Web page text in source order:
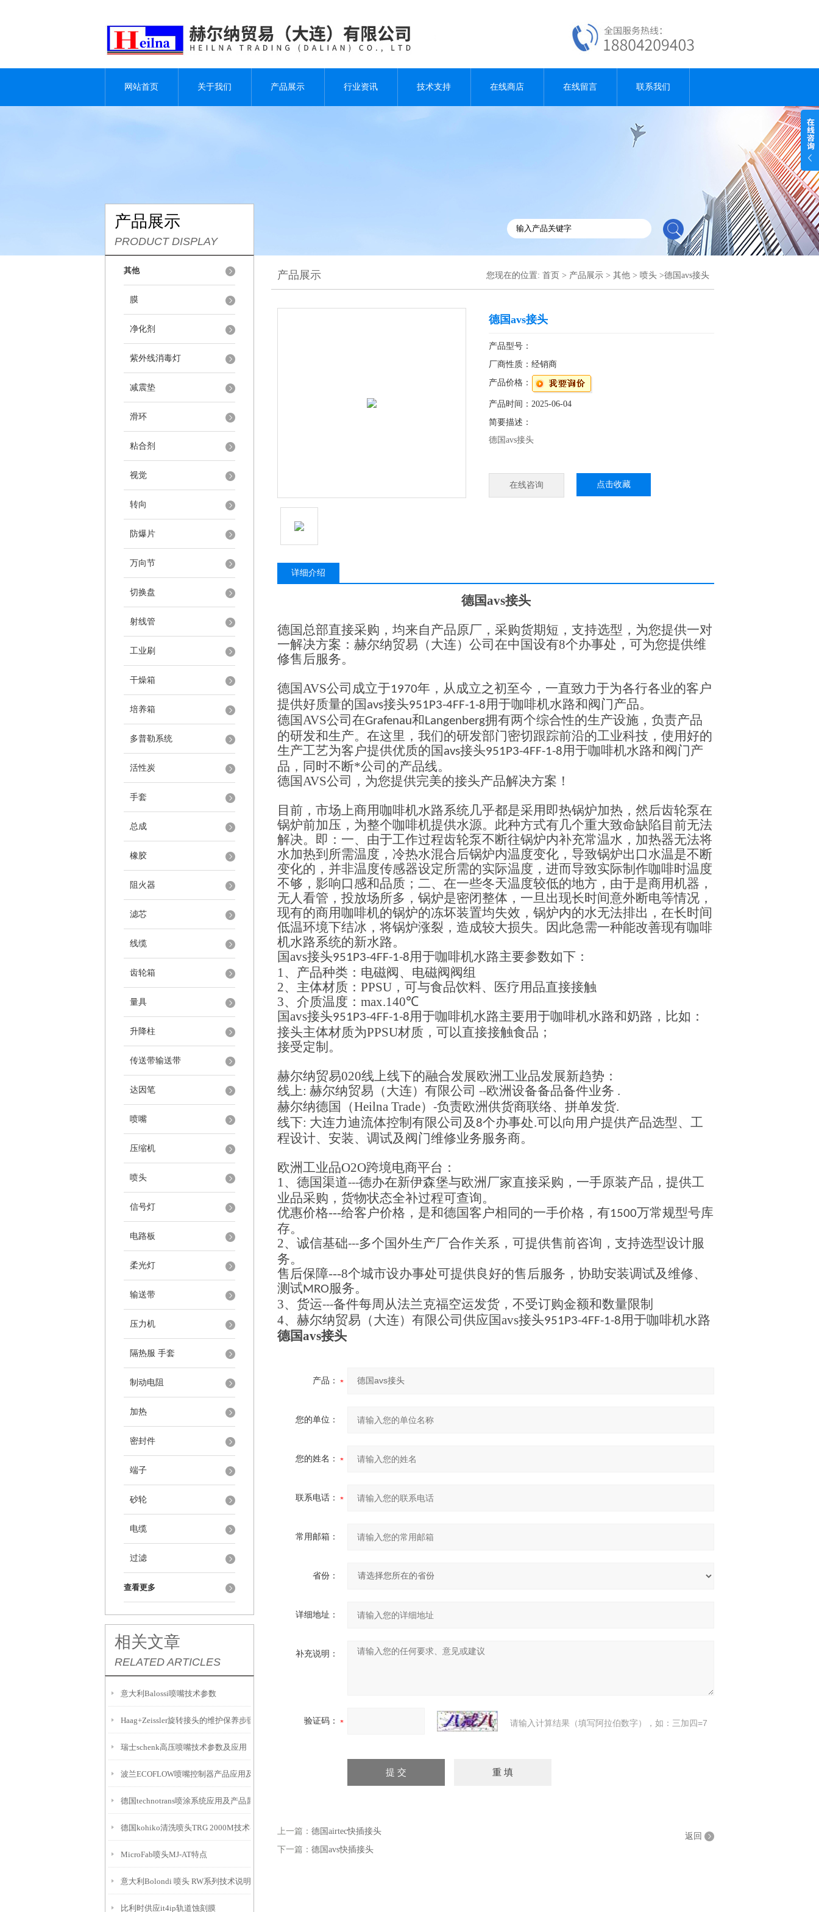
网站首页 关于我们 产品展示 行业资讯 技术支持 在线商店 在线留言 联系我们
产品展示
PRODUCT DISPLAY
其他
膜
净化剂
紫外线消毒灯
减震垫
滑环
粘合剂
视觉
转向
防爆片
万向节
切换盘
射线管
工业刷
干燥箱
培养箱
多普勒系统
活性炭
手套
总成
橡胶
阻火器
滤芯
线缆
齿轮箱
量具
升降柱
传送带输送带
达因笔
喷嘴
压缩机
喷头
信号灯
电路板
柔光灯
输送带
压力机
隔热服 手套
制动电阻
加热
密封件
端子
砂轮
电缆
过滤
查看更多
相关文章
RELATED ARTICLES
意大利Balossi喷嘴技术参数
Haag+Zeissler旋转接头的维护保养步骤
瑞士schenk高压喷嘴技术参数及应用
波兰ECOFLOW喷嘴控制器产品应用及属性
德国technotrans喷涂系统应用及产品属性
德国kohiko清洗喷头TRG 2000M技术参数
MicroFab喷头MJ-AT特点
意大利Bolondi 喷头 RW系列技术说明
比利时供应it4ip轨道蚀刻膜
产品展示 您现在的位置: 首页 > 产品展示 > 其他 > 喷头 >德国avs接头
德国avs接头
产品型号：
厂商性质：经销商
产品价格：
产品时间：2025-06-04
简要描述：
德国avs接头
型，为您提供一对一解决方案：赫尔纳贸易（大连）公司在
中国设有8个办事处，可为您提供维修售后服务。
在线咨询 点击收藏
详细介绍
德国avs接头
德国总部直接采购，均来自产品原厂，采购货期短，支持选型，为您提供一对
一解决方案：赫尔纳贸易（大连）公司在中国设有8个办事处，可为您提供维
修售后服务。
德国AVS公司成立于1970年，从成立之初至今，一直致力于为各行各业的客户
提供好质量的国avs接头951P3-4FF-1-8用于咖啡机水路和阀门产品。
德国AVS公司在Grafenau和 Langenberg拥有两个综合性的生产设施，负责产品
的研发和生产。在这里，我们的研发部门密切跟踪前沿的工业科技，使用好的
生产工艺为客户提供优质的国avs接头951P3-4FF-1-8用于咖啡机水路和阀门产
品，同时不断*公司的产品线。
德国AVS公司，为您提供完美的接头产品解决方案！
目前，市场上商用咖啡机水路系统几乎都是采用即热锅炉加热，然后齿轮泵在
锅炉前加压，为整个咖啡机提供水源。此种方式有几个重大致命缺陷目前无法
解决。即：一、由于工作过程齿轮泵不断往锅炉内补充常温水，加热器无法将
水加热到所需温度，冷热水混合后锅炉内温度变化，导致锅炉出口水温是不断
变化的，并非温度传感器设定所需的实际温度，进而导致实际制作咖啡时温度
不够，影响口感和品质；二、在一些冬天温度较低的地方，由于是商用机器，
无人看管，投放场所多，锅炉是密闭整体，一旦出现长时间意外断电等情况，
现有的商用咖啡机的锅炉的冻坏装置均失效，锅炉内的水无法排出，在长时间
低温环境下结冰，将锅炉涨裂，造成较大损失。因此急需一种能改善现有咖啡
机水路系统的新水路。
国avs接头951P3-4FF-1-8用于咖啡机水路主要参数如下：
1、 产品种类 ： 电磁阀、电磁阀阀组
2、主体材质： PPSU ， 可与食品饮料、医疗用品直接接触
3、介质温度： max.140℃
国avs接头951P3-4FF-1-8用于咖啡机水路主要用于咖啡机水路和奶路，比如 ：
接头主体材质为PPSU材质，可以直接接触食品 ；
接受定制。
赫尔纳贸易020线上线下的融合发展欧洲工业品发展新趋势：
线上: 赫尔纳贸易（大连）有限公司 --欧洲设备备品备件业务 .
赫尔纳德国（Heilna Trade） -负责欧洲供货商联络、拼单发货.
线下: 大连力迪流体控制有限公司及 8个办事处.可以向用户提供产品选型、工
程设计、安装、调试及阀门维修业务服务商。
欧洲工业品O2O跨境电商平台：
1、德国渠道---德办在新伊森堡与欧洲厂家直接采购，一手原装产品，提供工
业品采购，货物状态全补过程可查询。
优惠价格---给客户价格，是和德国客户相同的一手价格，有1500万常规型号库
存。
2、诚信基础---多个国外生产厂合作关系，可提供售前咨询，支持选型设计服
务。
售后保障---8个城市设办事处可提供良好的售后服务，协助安装调试及维修、
测试MRO服务。
3、货运---备件每周从法兰克福空运发货，不受订购金额和数量限制
4、赫尔纳贸易（大连）有限公司供应国avs接头951P3-4FF-1-8用于咖啡机水路
德国avs接头
产品：
您的单位：
您的姓名：
联系电话：
常用邮箱：
省份：
详细地址：
补充说明：
验证码： 请输入计算结果（填写阿拉伯数字），如：三加四=7
上一篇： 德国airtec快插接头
下一篇： 德国avs快插接头
返回